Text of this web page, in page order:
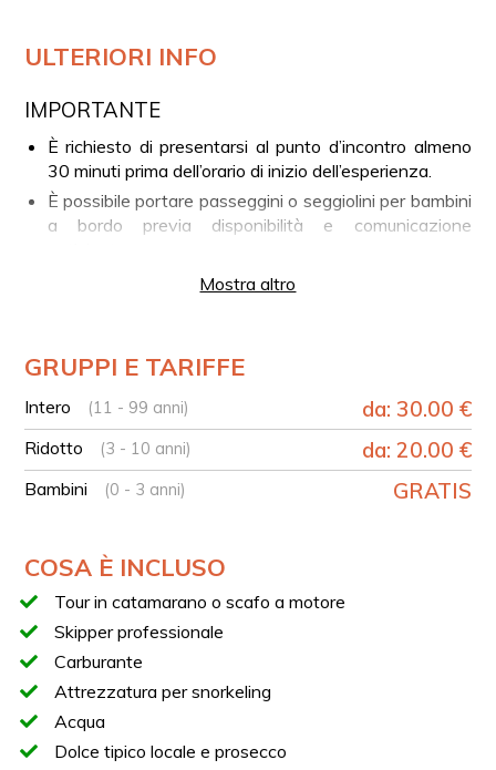
ULTERIORI INFO
IMPORTANTE
È richiesto di presentarsi al punto d’incontro almeno
30 minuti prima dell’orario di inizio dell’esperienza.
È possibile portare passeggini o seggiolini per bambini
a bordo previa disponibilità e comunicazione
È disponibile un dolce per celiaci previa comunicazione
Partenza dal porto di Agropoli in catamarano o scafo
a motore
Escursione in barca lungo la costa di Agropoli e del
Cilento
Colazione con dolce tipico locale
Sosta bagno e snorkeling tra Baia di Trentova e Cala
Pastena
Navigazione verso Baia del Saùco e Punta Tresino
LA TUA IMBARCAZIONE
CATAMARANO A MOTORE
Dimensioni: 12 m
Capienza max: 40 persone
Mostra altro
GRUPPI E TARIFFE
Intero (11 - 99 anni) da: 30.00 €
Ridotto (3 - 10 anni) da: 20.00 €
Bambini (0 - 3 anni) GRATIS
COSA È INCLUSO
Tour in catamarano o scafo a motore
Skipper professionale
Carburante
Attrezzatura per snorkeling
Acqua
Dolce tipico locale e prosecco